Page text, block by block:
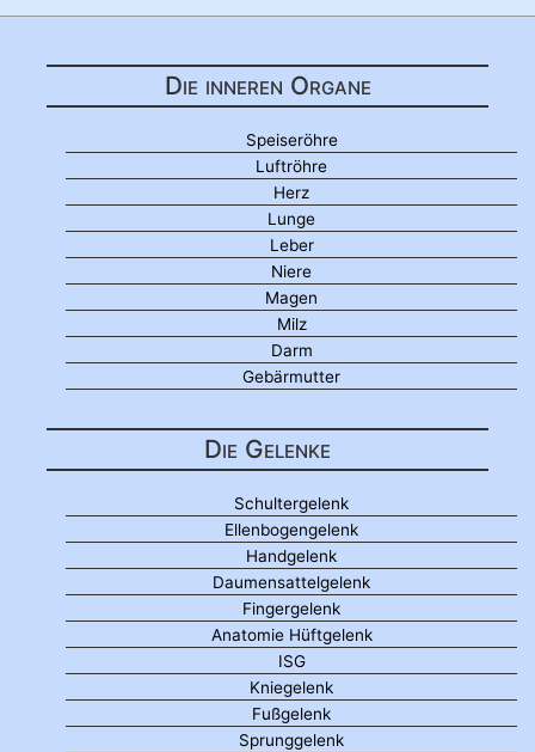
Die inneren Organe
Speiseröhre
Luftröhre
Herz
Lunge
Leber
Niere
Magen
Milz
Darm
Gebärmutter
Die Gelenke
Schultergelenk
Ellenbogengelenk
Handgelenk
Daumensattelgelenk
Fingergelenk
Anatomie Hüftgelenk
ISG
Kniegelenk
Fußgelenk
Sprunggelenk